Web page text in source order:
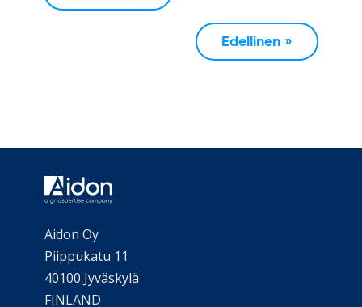
Edellinen »
Aidon Oy
Piippukatu 11
40100 Jyväskylä
FINLAND